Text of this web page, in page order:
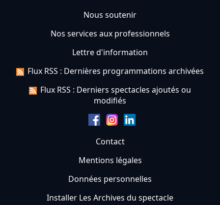
Nous soutenir
Nos services aux professionnels
Lettre d'information
Flux RSS : Dernières programmations archivées
Flux RSS : Derniers spectacles ajoutés ou
modifiés
Contact
Mentions légales
Données personnelles
Installer Les Archives du spectacle